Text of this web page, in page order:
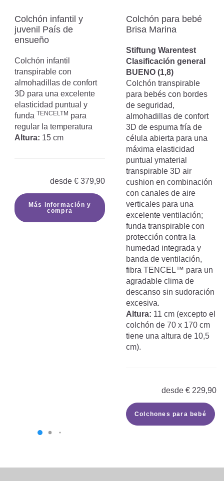
Colchón infantil y
juvenil País de
ensueño
Colchón infantil
transpirable con
almohadillas de confort
3D para una excelente
elasticidad puntual y
funda TENCELTM para
regular la temperatura
Altura: 15 cm
desde € 379,90
Más información y
compra
Colchón para bebé
Brisa Marina
Stiftung Warentest
Clasificación general
BUENO (1,8)
Colchón transpirable
para bebés con bordes
de seguridad,
almohadillas de confort
3D de espuma fría de
célula abierta para una
máxima elasticidad
puntual ymaterial
transpirable 3D air
cushion en combinación
con canales de aire
verticales para una
excelente ventilación;
funda transpirablecon
protección contra la
humedad integrada y
banda de ventilación,
fibra TENCEL™ para un
agradable clima de
descanso sin sudoración
excesiva.
Altura: 11 cm (excepto el
colchón de 70 x 170 cm
tiene una altura de 10,5
cm).
desde € 229,90
Colchones para bebé